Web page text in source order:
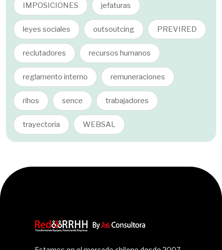
IMPOSICIONES jefaturas
leyes sociales outsoutcing PREVIRED
reclutadores recursos humanos
reglamento interno remuneraciones
rihos sence trabajadores
trayectoria WEBSAL